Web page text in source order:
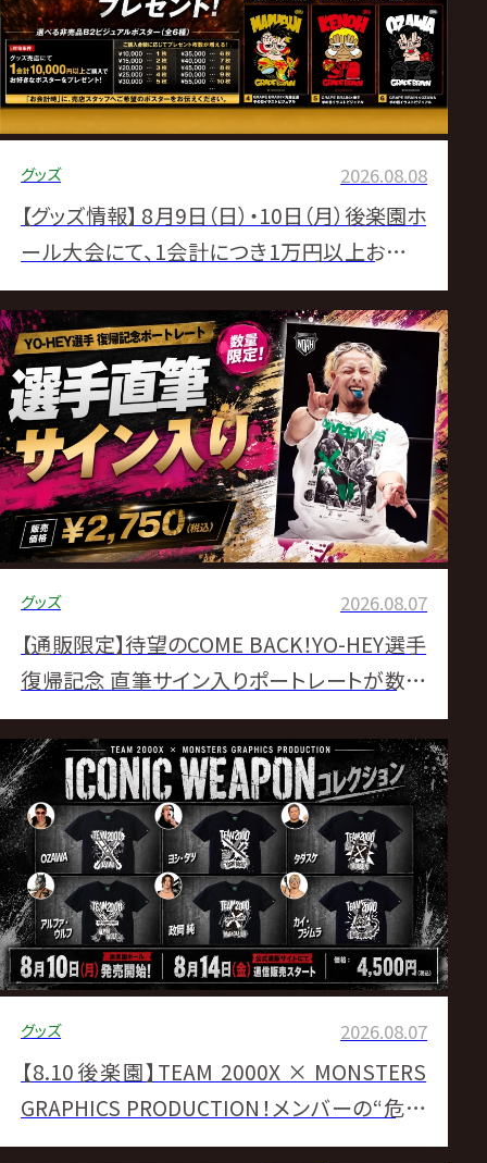
リ
ン
グ・
ノ
ア
公
式
サ
イ
ト
グッズ 2026.08.08
【グッズ情報】 8月9日（日）・10日（月）後楽園ホ
ール大会にて、1会計につき1万円以上お買い
上げの方に、先着で「選べる非売品B2ビジュア
ルポスター」をプレゼント！
グッズ 2026.08.07
【通販限定】待望のCOME BACK！YO-HEY選手
復帰記念 直筆サイン入りポートレートが数量
限定で登場！
グッズ 2026.08.07
【8.10後楽園】TEAM 2000X × MONSTERS
GRAPHICS PRODUCTION！メンバーの“危険
な武器”をアートに昇華させた至高の応援Tシ